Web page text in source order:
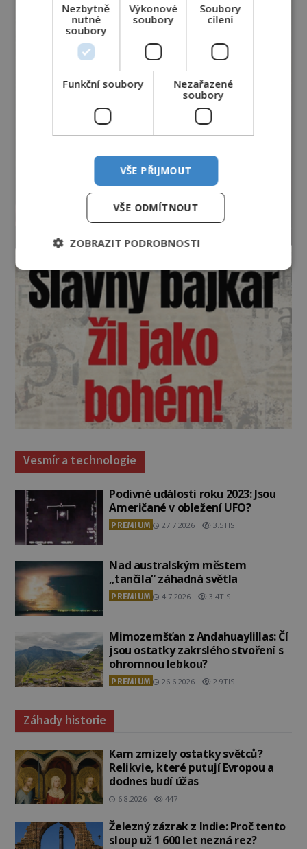
Vesmír a technologie
Podivné události roku 2023: Jsou
Američané v obležení UFO?
PREMIUM 27.7.2026 3.5TIS
Nad australským městem
„tančila“ záhadná světla
PREMIUM 4.7.2026 3.4TIS
Mimozemšťan z Andahuaylillas: Čí
jsou ostatky zakrslého stvoření s
ohromnou lebkou?
PREMIUM 26.6.2026 2.9TIS
Záhady historie
Kam zmizely ostatky světců?
Relikvie, které putují Evropou a
dodnes budí úžas
6.8.2026 447
Železný zázrak z Indie: Proč tento
sloup už 1 600 let nezná rez?
Nezbytně
nutné
soubory
Výkonové
soubory
Soubory
cílení
Funkční soubory
Nezařazené
soubory
VŠE PŘIJMOUT
VŠE ODMÍTNOUT
ZOBRAZIT PODROBNOSTI